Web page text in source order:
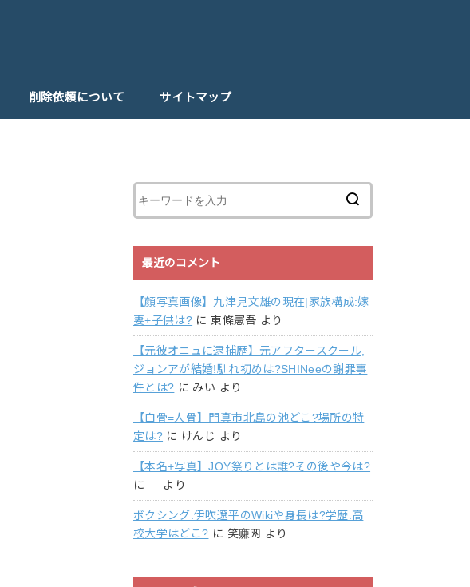
削除依頼について サイトマップ
最近のコメント
【顔写真画像】九津見文雄の現在|家族構成:嫁
妻+子供は? に東條憲吾 より
【元彼オニュに逮捕歴】元アフタースクール,
ジョンアが結婚!馴れ初めは?SHINeeの謝罪事
件とは? に みい より
【白骨=人骨】門真市北島の池どこ?場所の特
定は? に けんじ より
【本名+写真】JOY祭りとは誰?その後や今は?
に
より
ボクシング:伊吹遼平のWikiや身長は?学歴:高
校大学はどこ? に 笑赚网 より